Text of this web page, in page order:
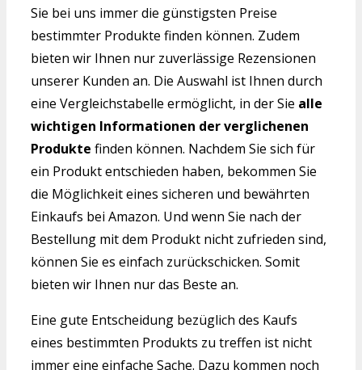
Sie bei uns immer die günstigsten Preise
bestimmter Produkte finden können. Zudem
bieten wir Ihnen nur zuverlässige Rezensionen
unserer Kunden an. Die Auswahl ist Ihnen durch
eine Vergleichstabelle ermöglicht, in der Sie alle
wichtigen Informationen der verglichenen
Produkte finden können. Nachdem Sie sich für
ein Produkt entschieden haben, bekommen Sie
die Möglichkeit eines sicheren und bewährten
Einkaufs bei Amazon. Und wenn Sie nach der
Bestellung mit dem Produkt nicht zufrieden sind,
können Sie es einfach zurückschicken. Somit
bieten wir Ihnen nur das Beste an.
Eine gute Entscheidung bezüglich des Kaufs
eines bestimmten Produkts zu treffen ist nicht
immer eine einfache Sache. Dazu kommen noch